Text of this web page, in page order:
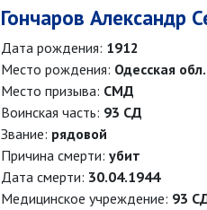
Гончаров Александр
Дата рождения: 1912
Место рождения: Одесская
Место призыва: СМД
Воинская часть: 93 СД
Звание: рядовой
Причина смерти: убит
Дата смерти: 30.04.1944
Медицинское учреждение: 93